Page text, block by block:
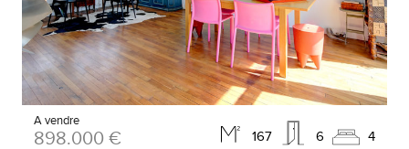
167 6 4
A vendre
898.000 €